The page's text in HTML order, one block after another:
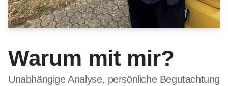
Warum mit mir?
Unabhängige Analyse, persönliche Begutachtung